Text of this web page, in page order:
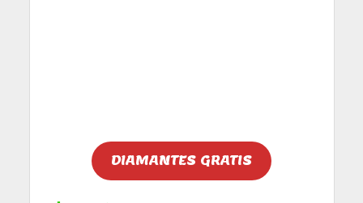
DIAMANTES GRATIS